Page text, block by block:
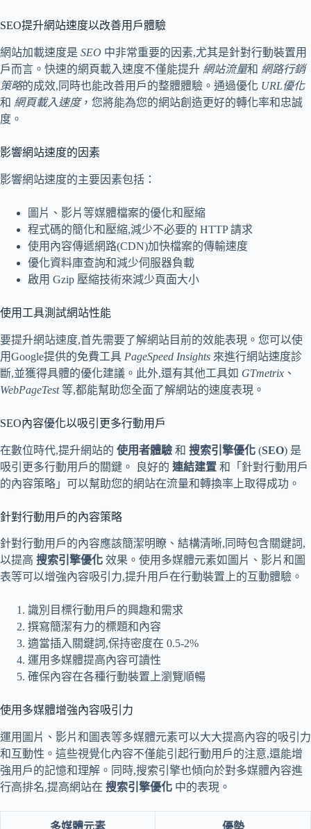
SEO提升網站速度以改善用戶體驗
網站加載速度是 SEO 中非常重要的因素,尤其是針對行動裝置用
戶而言。快速的網頁載入速度不僅能提升 網站流量和 網路行銷
策略的成效,同時也能改善用戶的整體體驗。通過優化 URL優化
和 網頁載入速度，您將能為您的網站創造更好的轉化率和忠誠
度。
影響網站速度的因素
影響網站速度的主要因素包括：
圖片、影片等媒體檔案的優化和壓縮
程式碼的簡化和壓縮,減少不必要的 HTTP 請求
使用內容傳遞網路(CDN)加快檔案的傳輸速度
優化資料庫查詢和減少伺服器負載
啟用 Gzip 壓縮技術來減少頁面大小
使用工具測試網站性能
要提升網站速度,首先需要了解網站目前的效能表現。您可以使
用Google提供的免費工具 PageSpeed Insights 來進行網站速度診
斷,並獲得具體的優化建議。此外,還有其他工具如 GTmetrix 、
WebPageTest等,都能幫助您全面了解網站的速度表現。
SEO內容優化以吸引更多行動用戶
在數位時代,提升網站的 使用者體驗 和 搜索引擎優化 (SEO) 是
吸引更多行動用戶的關鍵。 良好的 連結建置 和「針對行動用戶
的內容策略」可以幫助您的網站在流量和轉換率上取得成功。
針對行動用戶的內容策略
針對行動用戶的內容應該簡潔明瞭、結構清晰,同時包含關鍵詞,
以提高 搜索引擎優化 效果。使用多媒體元素如圖片、影片和圖
表等可以增強內容吸引力,提升用戶在行動裝置上的互動體驗。
識別目標行動用戶的興趣和需求
撰寫簡潔有力的標題和內容
適當插入關鍵詞,保持密度在 0.5-2%
運用多媒體提高內容可讀性
確保內容在各種行動裝置上瀏覽順暢
使用多媒體增強內容吸引力
運用圖片、影片和圖表等多媒體元素可以大大提高內容的吸引力
和互動性。這些視覺化內容不僅能引起行動用戶的注意,還能增
強用戶的記憶和理解。同時,搜索引擎也傾向於對多媒體內容進
行高排名,提高網站在 搜索引擎優化 中的表現。